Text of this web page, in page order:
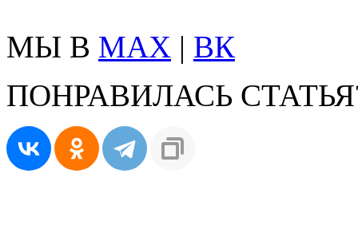
МЫ В MAX | ВК
ПОНРАВИЛАСЬ